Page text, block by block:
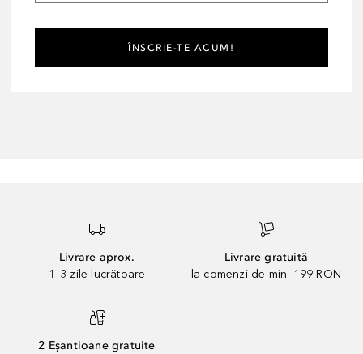
ÎNSCRIE-TE ACUM!
Livrare aprox.
1–3 zile lucrătoare
Livrare gratuită
la comenzi de min. 199 RON
2 Eșantioane gratuite